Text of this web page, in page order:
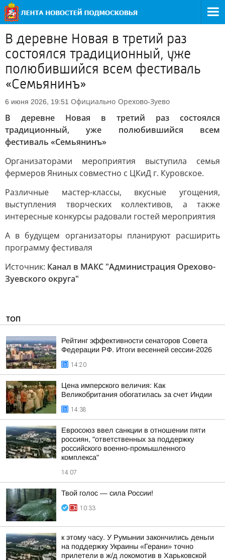
В деревне Новая в третий раз
состоялся традиционный, уже
полюбившийся всем фестиваль
«Семьянинъ»
6 июня 2026, 19:51 Официально Орехово-Зуево
В деревне Новая в третий раз состоялся
традиционный, уже полюбившийся всем
фестиваль «Семьянинъ»
Организаторами мероприятия выступила семья
фермеров Яниных совместно с ЦКиД г. Куровское.
Различные мастер-классы, вкусные угощения,
выступления творческих коллективов, а также
интересные конкурсы радовали гостей мероприятия
А в будущем организаторы планируют расширить
программу фестиваля
Источник: Канал в МАКС "Администрация Орехово-
Зуевского округа"
ТОП
Рейтинг эффективности сенаторов Совета
Федерации РФ. Итоги весенней сессии-2026
14:20
Цена имперского величия: Как
Великобритания обогатилась за счет Индии
14:38
Евросоюз ввел санкции в отношении пяти
россиян, "ответственных за поддержку
российского военно-промышленного
комплекса"
14:07
Твой голос — сила России!
10:33
к этому часу. У Румынии закончились деньги
на поддержку Украины «Герани» точно
прилетели в ж/д локомотив в Харьковской